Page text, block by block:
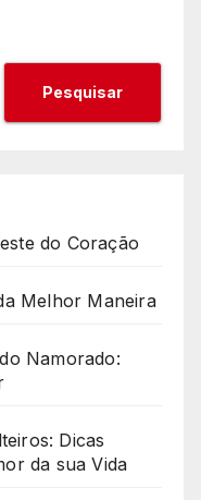
Pesquisar
do Coração
Melhor Maneira
Namorado:
Dicas
da sua Vida